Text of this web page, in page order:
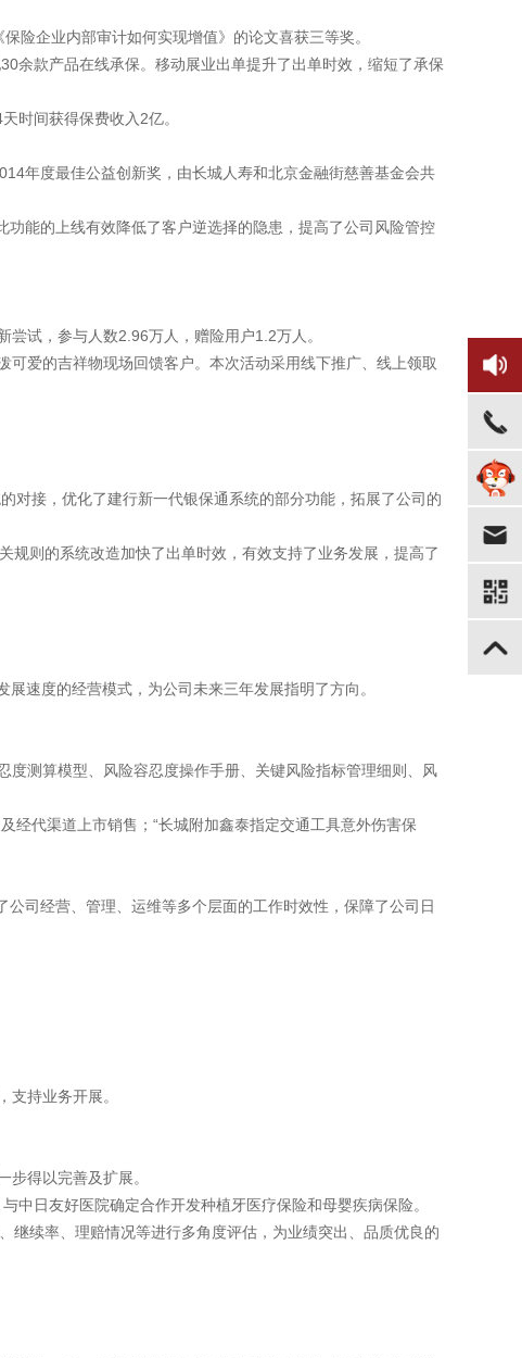
险企业内部审计如何实现增值》的论文喜获三等奖。
余款产品在线承保。移动展业出单提升了出单时效，缩短了承保
时间获得保费收入2亿。
年度最佳公益创新奖，由长城人寿和北京金融街慈善基金会共
能的上线有效降低了客户逆选择的隐患，提高了公司风险管控
试，参与人数2.96万人，赠险用户1.2万人。
爱的吉祥物现场回馈客户。本次活动采用线下推广、线上领取
对接，优化了建行新一代银保通系统的部分功能，拓展了公司的
则的系统改造加快了出单时效，有效支持了业务发展，提高了
速度的经营模式，为公司未来三年发展指明了方向。
测算模型、风险容忍度操作手册、关键风险指标管理细则、风
经代渠道上市销售；“长城附加鑫泰指定交通工具意外伤害保
司经营、管理、运维等多个层面的工作时效性，保障了公司日
持业务开展。
得以完善及扩展。
中日友好医院确定合作开发种植牙医疗保险和母婴疾病保险。
继续率、理赔情况等进行多角度评估，为业绩突出、品质优良的